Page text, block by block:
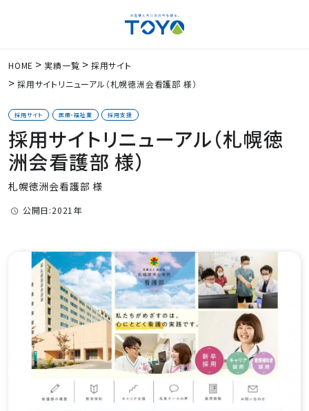
HOME 実績一覧
採用サイト
採用サイトリニューアル（札幌徳洲会看護部 様）
採用サイト 医療・福祉業 採用支援
採用サイトリニューアル（札幌徳
洲会看護部 様）
札幌徳洲会看護部 様
公開日:2021年